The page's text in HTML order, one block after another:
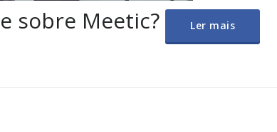
sobre Meetic? Ler mais